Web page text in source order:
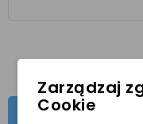
ASORTYMENT
Zarządzaj
Cookie